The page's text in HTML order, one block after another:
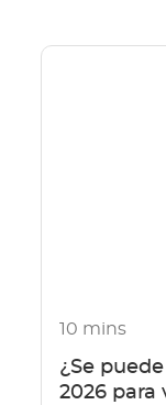
10 mins
¿Se
2026 para